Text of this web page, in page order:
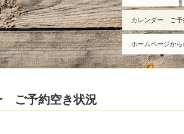
カレンダー ご予
ホームページか
ご予約空き状況